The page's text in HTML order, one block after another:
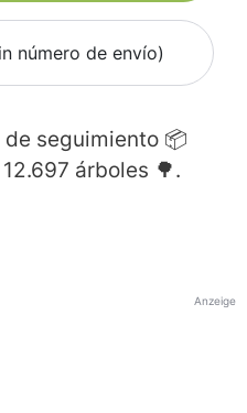
número de envío)
de seguimiento 📦
12.697 árboles 🌳.
Anzeige